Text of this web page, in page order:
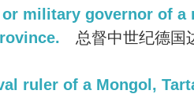
military governor of a
总督中世纪德国
ruler of a Mongol,